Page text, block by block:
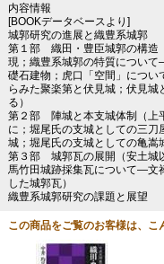
内容情報
[BOOKデータベースより]
城郭研究の進展と織豊系城郭
第１部 織田・豊臣城郭の構造
現；織豊系城郭の特質につい
礎石建物；虎口「空間」につい
らみた聚楽第と伏見城；伏見
る）
第２部 陣城と本支城体制（上
に；堀尾氏の支城としての三
城；堀尾氏の支城としての亀嵩
第３部 城郭瓦の展開（安土城
馬竹田城跡採集瓦について―文
した城郭瓦）
織豊系城郭研究の課題と展望
この商品をご覧のお客様は、こ